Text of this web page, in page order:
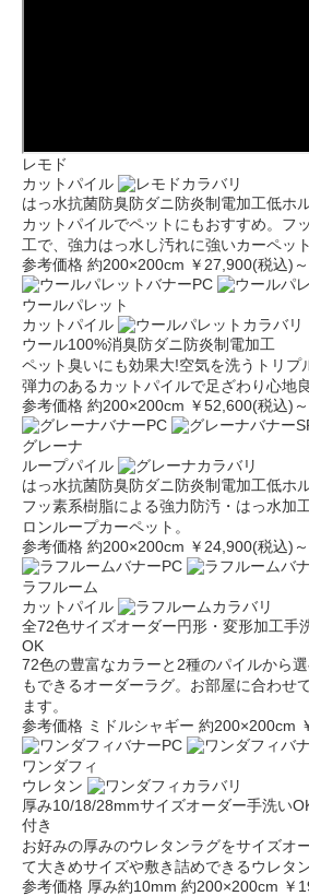
レモド
カットパイル
はっ水抗菌防臭防ダニ防炎制電加工低ホ
カットパイルでペットにもおすすめ。フ
工で、強力はっ水し汚れに強いカーペッ
参考価格 約200×200cm ￥27,900(税込)～
ウールパレット
カットパイル
ウール100%消臭防ダニ防炎制電加工
ペット臭いにも効果大!空気を洗うトリプ
弾力のあるカットパイルで足ざわり心地
参考価格 約200×200cm ￥52,600(税込)～
グレーナ
ループパイル
はっ水抗菌防臭防ダニ防炎制電加工低ホ
フッ素系樹脂による強力防汚・はっ水加
ロンループカーペット。
参考価格 約200×200cm ￥24,900(税込)～
ラフルーム
カットパイル
全72色サイズオーダー円形・変形加工手
OK
72色の豊富なカラーと2種のパイルから
もできるオーダーラグ。お部屋に合わせ
ます。
参考価格 ミドルシャギー 約200×200cm
ワンダフィ
ウレタン
厚み10/18/28mmサイズオーダー手洗い
付き
お好みの厚みのウレタンラグをサイズオ
て大きめサイズや敷き詰めできるウレタ
参考価格 厚み約10mm 約200×200cm ￥